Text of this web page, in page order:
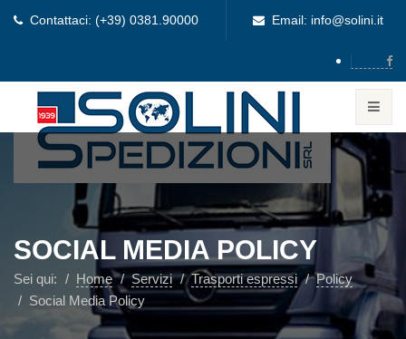
Contattaci: (+39) 0381.90000 Email: info@solini.it
SOCIAL MEDIA POLICY
Sei qui: Home Servizi Trasporti espressi
Policy
Social Media Policy